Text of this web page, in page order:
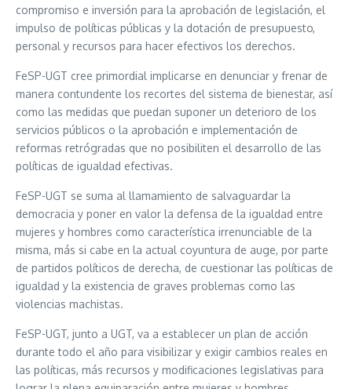
compromiso e inversión para la aprobación de legislación, el
impulso de políticas públicas y la dotación de presupuesto,
personal y recursos para hacer efectivos los derechos.
FeSP-UGT cree primordial implicarse en denunciar y frenar de
manera contundente los recortes del sistema de bienestar, así
como las medidas que puedan suponer un deterioro de los
servicios públicos o la aprobación e implementación de
reformas retrógradas que no posibiliten el desarrollo de las
políticas de igualdad efectivas.
FeSP-UGT se suma al llamamiento de salvaguardar la
democracia y poner en valor la defensa de la igualdad entre
mujeres y hombres como característica irrenunciable de la
misma, más si cabe en la actual coyuntura de auge, por parte
de partidos políticos de derecha, de cuestionar las políticas de
igualdad y la existencia de graves problemas como las
violencias machistas.
FeSP-UGT, junto a UGT, va a establecer un plan de acción
durante todo el año para visibilizar y exigir cambios reales en
las políticas, más recursos y modificaciones legislativas para